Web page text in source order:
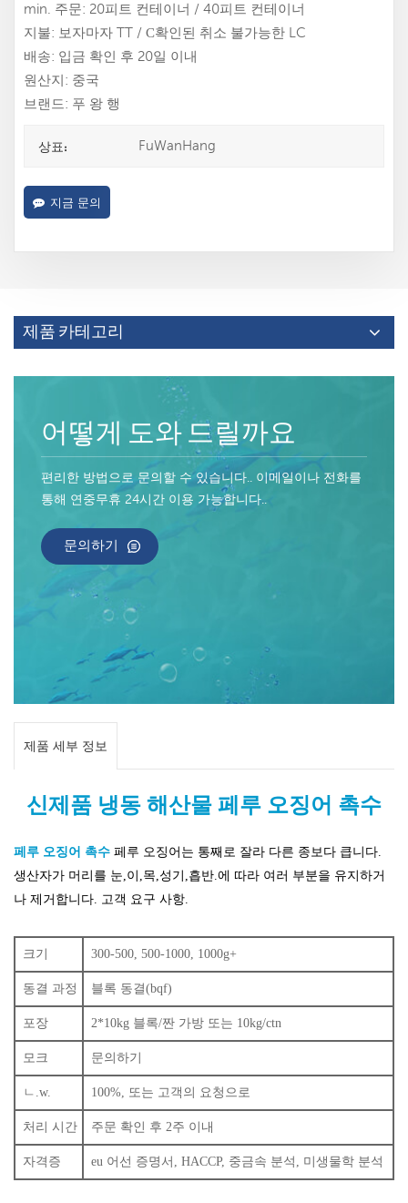
min. 주문: 20피트 컨테이너 / 40피트 컨테이너
지불: 보자마자 TT / С확인된 취소 불가능한 LC
배송: 입금 확인 후 20일 이내
원산지: 중국
브랜드: 푸 왕 행
상표: FuWanHang
지금 문의
제품 카테고리
어떻게 도와 드릴까요
편리한 방법으로 문의할 수 있습니다.. 이메일이나 전화를
통해 연중무휴 24시간 이용 가능합니다..
문의하기
제품 세부 정보
신제품 냉동 해산물 페루 오징어 촉수
페루 오징어 촉수 페루 오징어는 통째로 잘라 다른 종보다 큽니다.
생산자가 머리를 눈,이,목,성기,흡반.에 따라 여러 부분을 유지하거
나 제거합니다. 고객 요구 사항.
크기 300-500, 500-1000, 1000g+
동결 과정 블록 동결(bqf)
포장 2*10kg 블록/짠 가방 또는 10kg/ctn
모크 문의하기
ㄴ.w. 100%, 또는 고객의 요청으로
처리 시간 주문 확인 후 2주 이내
자격증 eu 어선 증명서, HACCP, 중금속 분석, 미생물학 분석